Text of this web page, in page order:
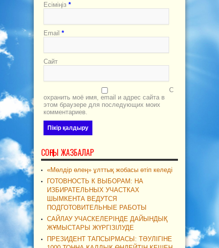
Есіміңіз *
Email *
Сайт
С
охранить моё имя, email и адрес сайта в
этом браузере для последующих моих
комментариев.
СОҢҒЫ ЖАЗБАЛАР
«Мөлдір өлең» ұлттық жобасы өтіп келеді
ГОТОВНОСТЬ К ВЫБОРАМ: НА
ИЗБИРАТЕЛЬНЫХ УЧАСТКАХ
ШЫМКЕНТА ВЕДУТСЯ
ПОДГОТОВИТЕЛЬНЫЕ РАБОТЫ
САЙЛАУ УЧАСКЕЛЕРІНДЕ ДАЙЫНДЫҚ
ЖҰМЫСТАРЫ ЖҮРГІЗІЛУДЕ
ПРЕЗИДЕНТ ТАПСЫРМАСЫ: ТӘУЛІГІНЕ